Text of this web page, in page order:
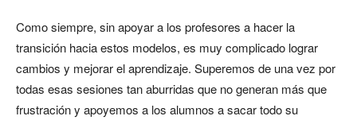
Como siempre, sin apoyar a los profesores a hacer la
transición hacia estos modelos, es muy complicado lograr
cambios y mejorar el aprendizaje. Superemos de una vez por
todas esas sesiones tan aburridas que no generan más que
frustración y apoyemos a los alumnos a sacar todo su